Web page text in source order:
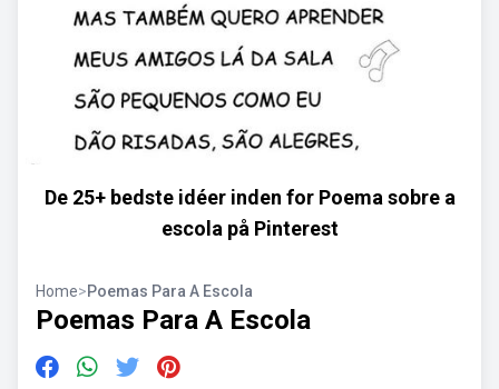
De 25+ bedste idéer inden for Poema sobre a
escola på Pinterest
Home>Poemas Para A Escola
Poemas Para A Escola